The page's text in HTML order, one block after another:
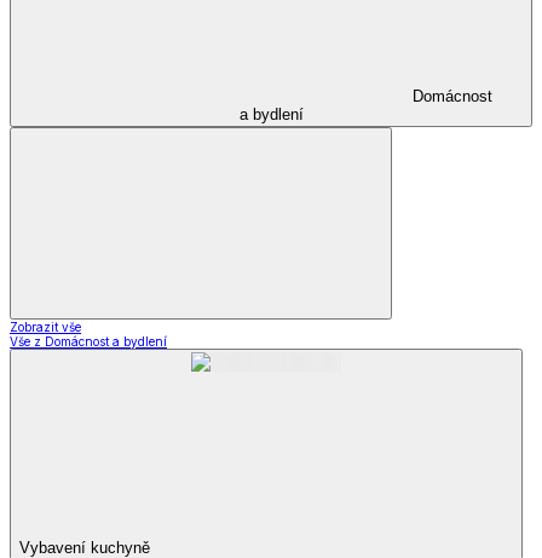
Domácnost
a bydlení
Zobrazit vše
Vše z Domácnost a bydlení
Vybavení kuchyně